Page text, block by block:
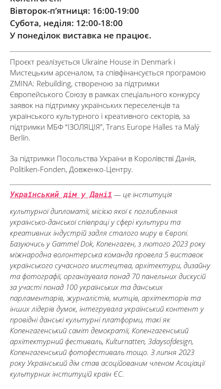
Вівторок-п’ятниця: 16:00-19:00
Субота, неділя: 12:00-18:00
У понеділок виставка не працює.
Проєкт реалізується Ukraine House in Denmark і
Мистецьким арсеналом, та співфінансується програмою
ZMINA: Rebuilding, створеною за підтримки
Європейського Союзу в рамках спеціального конкурсу
заявок на підтримку українських переселенців та
українського культурного і креативного секторів, за
підтримки МБФ “ІЗОЛЯЦІЯ”, Trans Europe Halles та Malý
Berlín.
За підтримки Посольства України в Королівстві Данія,
Politiken-Fonden, Довженко-Центру.
Український дім у Данії — це інституція
культурної дипломатії, місією якої є поглиблення
українсько-данської співпраці у сфері культури та
креативних індустрій задля сталого миру в Європі.
Базуючись у Gammel Dok, Копенгаген, з лютого 2023 року
міжнародна волонтерська команда провела 5 виставок
українського сучасного мистецтва, архітектури, дизайну
та фотографії, організувала понад 70 панельних дискусій
за участі понад 100 українських та данських
парламентарів, журналістів, митців, архітекторів та
інших лідерів думок, інтегрувала український контент у
провідні данські культурні платформи, такі як
Копенгагенський саміт демократії, Копенгагенський
архітектурний фестиваль, Kulturnatten, 3daysofdesign,
Копенгагенський фотофестиваль тощо. З липня 2023
року Український дім став асоційованим членом Асоціації
культурних інституцій країн ЄС.